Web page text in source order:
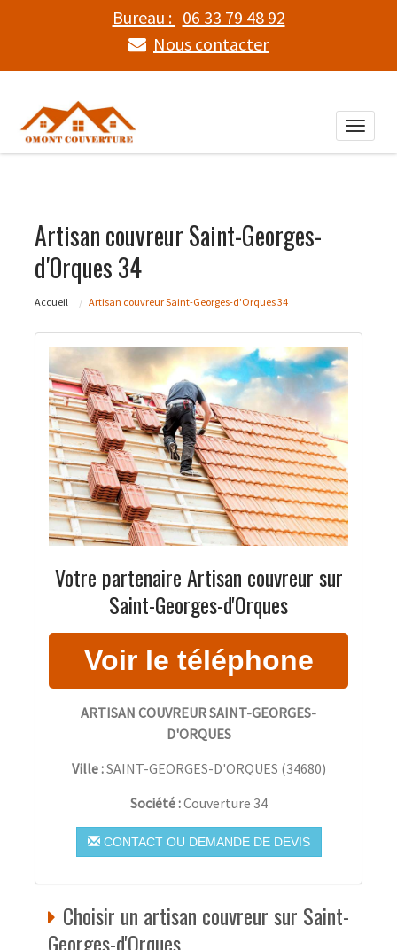
Bureau : 06 33 79 48 92
Nous contacter
Toggle
Artisan couvreur Saint-Georges-
d'Orques 34
Accueil Artisan couvreur Saint-Georges-d'Orques 34
Votre partenaire Artisan couvreur sur
Saint-Georges-d'Orques
ARTISAN COUVREUR SAINT-GEORGES-
D'ORQUES
Ville :SAINT-GEORGES-D'ORQUES (34680)
Société :Couverture 34
CONTACT OU DEMANDE DE DEVIS
Choisir un artisan couvreur sur Saint-
Georges-d'Orques